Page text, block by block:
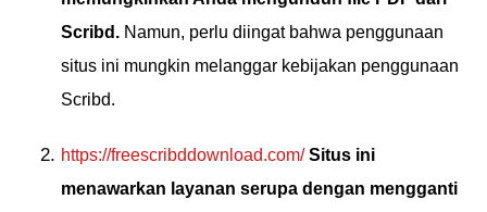
Scribd. Namun, perlu diingat bahwa penggunaan
situs ini mungkin melanggar kebijakan penggunaan
Scribd.
https://freescribddownload.com/ Situs ini
menawarkan layanan serupa dengan mengganti